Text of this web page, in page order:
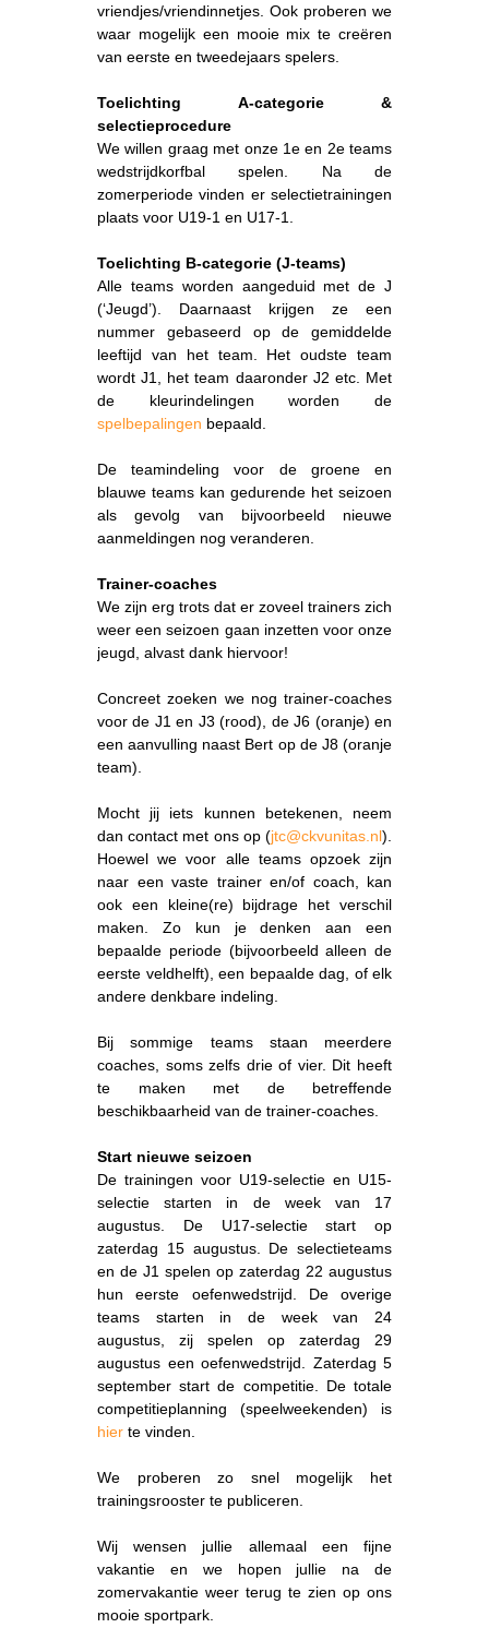
vriendjes/vriendinnetjes. Ook proberen we
waar mogelijk een mooie mix te creëren
van eerste en tweedejaars spelers.
Toelichting A-categorie &
selectieprocedure
We willen graag met onze 1e en 2e teams
wedstrijdkorfbal spelen. Na de
zomerperiode vinden er selectietrainingen
plaats voor U19-1 en U17-1.
Toelichting B-categorie (J-teams)
Alle teams worden aangeduid met de J
(‘Jeugd’). Daarnaast krijgen ze een
nummer gebaseerd op de gemiddelde
leeftijd van het team. Het oudste team
wordt J1, het team daaronder J2 etc. Met
de kleurindelingen worden de
spelbepalingen bepaald.
De teamindeling voor de groene en
blauwe teams kan gedurende het seizoen
als gevolg van bijvoorbeeld nieuwe
aanmeldingen nog veranderen.
Trainer-coaches
We zijn erg trots dat er zoveel trainers zich
weer een seizoen gaan inzetten voor onze
jeugd, alvast dank hiervoor!
Concreet zoeken we nog trainer-coaches
voor de J1 en J3 (rood), de J6 (oranje) en
een aanvulling naast Bert op de J8 (oranje
team).
Mocht jij iets kunnen betekenen, neem
dan contact met ons op (jtc@ckvunitas.nl).
Hoewel we voor alle teams opzoek zijn
naar een vaste trainer en/of coach, kan
ook een kleine(re) bijdrage het verschil
maken. Zo kun je denken aan een
bepaalde periode (bijvoorbeeld alleen de
eerste veldhelft), een bepaalde dag, of elk
andere denkbare indeling.
Bij sommige teams staan meerdere
coaches, soms zelfs drie of vier. Dit heeft
te maken met de betreffende
beschikbaarheid van de trainer-coaches.
Start nieuwe seizoen
De trainingen voor U19-selectie en U15-
selectie starten in de week van 17
augustus. De U17-selectie start op
zaterdag 15 augustus. De selectieteams
en de J1 spelen op zaterdag 22 augustus
hun eerste oefenwedstrijd. De overige
teams starten in de week van 24
augustus, zij spelen op zaterdag 29
augustus een oefenwedstrijd. Zaterdag 5
september start de competitie. De totale
competitieplanning (speelweekenden) is
hier te vinden.
We proberen zo snel mogelijk het
trainingsrooster te publiceren.
Wij wensen jullie allemaal een fijne
vakantie en we hopen jullie na de
zomervakantie weer terug te zien op ons
mooie sportpark.